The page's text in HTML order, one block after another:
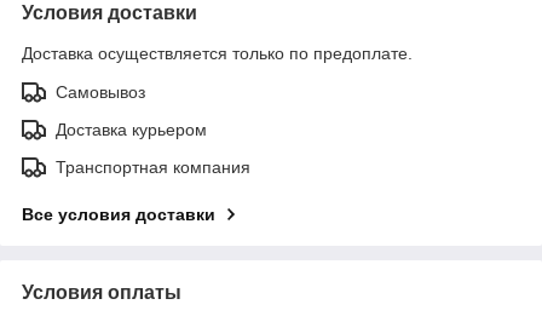
Условия доставки
Доставка осуществляется только по предоплате.
Самовывоз
Доставка курьером
Транспортная компания
Все условия доставки
Условия оплаты